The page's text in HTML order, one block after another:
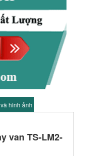
hình ảnh
van TS-LM2-